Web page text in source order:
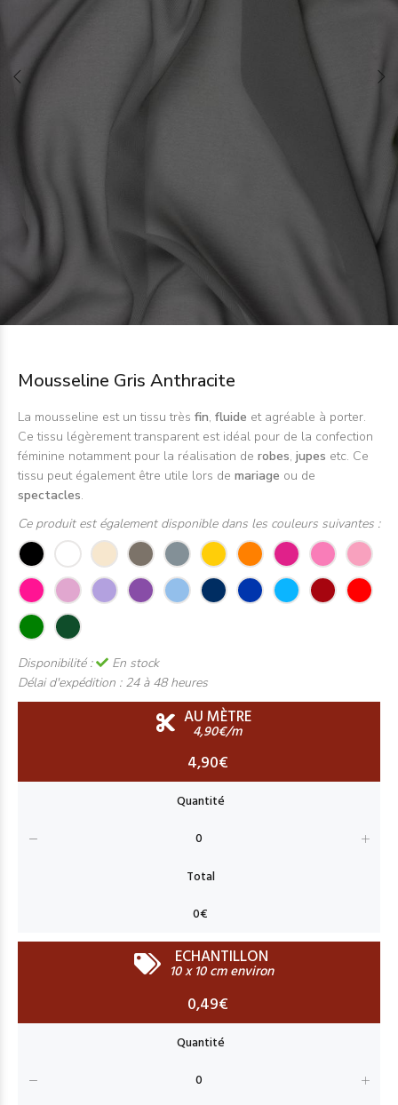
Mousseline Gris Anthracite
La mousseline est un tissu très fin, fluide et agréable à porter.
Ce tissu légèrement transparent est idéal pour de la confection
féminine notamment pour la réalisation de robes, jupes etc. Ce
tissu peut également être utile lors de mariage ou de
spectacles.
Ce produit est également disponible dans les couleurs suivantes :
Disponibilité :
En stock
Délai d'expédition : 24 à 48 heures
AU MÈTRE
4,90€/m
4,90€
ECHANTILLON
10 x 10 cm environ
0,49€